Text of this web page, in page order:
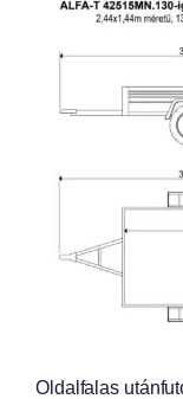
Oldalfalas